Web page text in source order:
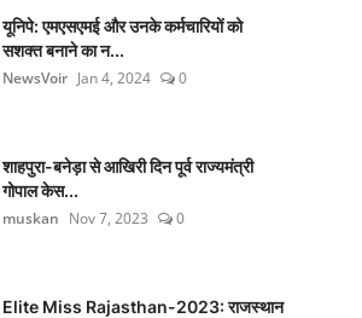
यूनिपे: एमएसएमई और उनके कर्मचारियों को
सशक्त बनाने का न...
NewsVoir Jan 4, 2024 0
शाहपुरा-बनेड़ा से आखिरी दिन पूर्व राज्यमंत्री
गोपाल केस...
muskan Nov 7, 2023 0
Elite Miss Rajasthan-2023: राजस्थान